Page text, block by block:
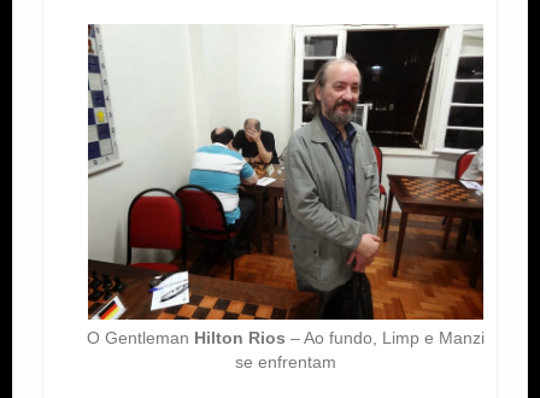
O Gentleman Hilton Rios – Ao fundo, Limp e Manzi
se enfrentam